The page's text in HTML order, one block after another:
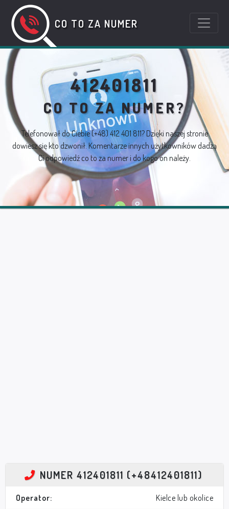
CO TO ZA NUMER
412401811
CO TO ZA NUMER?
Telefonował do Ciebie(+48) 412 401 811? Dzięki naszej stronie
dowiesz się kto dzwonił. Komentarze innych użytkowników dadzą
Ci odpowiedź co to za numer i do kogo on należy.
NUMER 412401811 (+48412401811)
Operator: Kielce lub okolice